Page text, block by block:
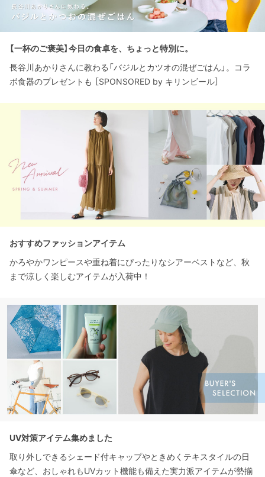
【一杯のご褒美】今日の食卓を、ちょっと特別に。
長谷川あかりさんに教わる「バジルとカツオの混ぜごはん」。コラ
ボ食器のプレゼントも ［SPONSORED by キリンビール］
おすすめファッションアイテム
かろやかワンピースや重ね着にぴったりなシアーベストなど、秋
まで涼しく楽しむアイテムが入荷中！
UV対策アイテム集めました
取り外しできるシェード付キャップやときめくテキスタイルの日
傘など、おしゃれもUVカット機能も備えた実力派アイテムが勢揃